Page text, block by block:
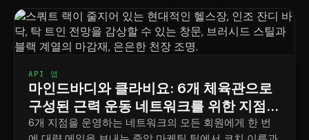
API 앱
마인드바디와 클라비요: 6개 체육관으로
구성된 근력 운동 네트워크를 위한 지점별
마케팅 전략
6개 지점을 운영하는 네트워크의 모든 회원에게 한 번